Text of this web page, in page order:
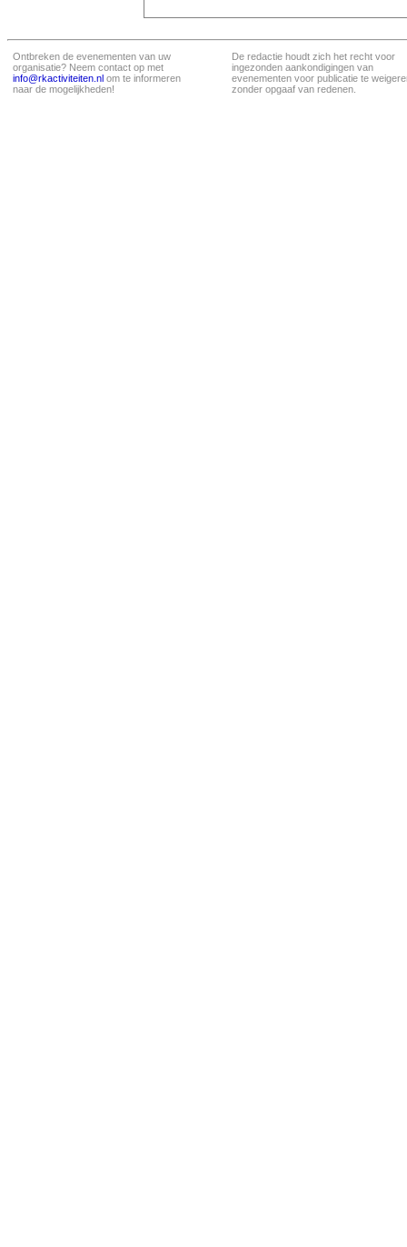
Ontbreken de evenementen van uw
organisatie? Neem contact op met
info@rkactiviteiten.nl om te informeren
naar de mogelijkheden!
De redactie houdt zich het recht voor
ingezonden aankondigingen van
evenementen voor publicatie te
zonder opgaaf van redenen.